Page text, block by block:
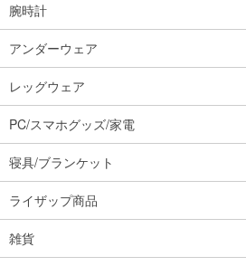
腕時計
アンダーウェア
レッグウェア
PC/スマホグッズ/家電
寝具/ブランケット
ライザップ商品
雑貨